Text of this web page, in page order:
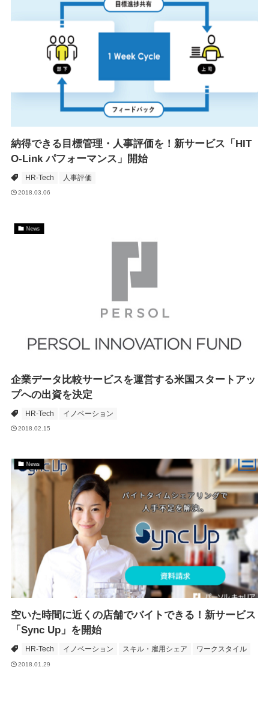
納得できる目標管理・人事評価を！新サービス「HIT
O-Link パフォーマンス」開始
HR-Tech 人事評価
2018.03.06
News
企業データ比較サービスを運営する米国スタートアッ
プへの出資を決定
HR-Tech イノベーション
2018.02.15
News
空いた時間に近くの店舗でバイトできる！新サービス
「Sync Up」を開始
HR-Tech イノベーション スキル・雇用シェア ワークスタイル
2018.01.29